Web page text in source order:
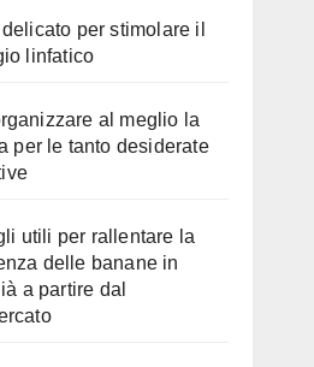
per stimolare il
linfatico
al meglio la
per le tanto desiderate
utili per rallentare la
delle banane in
a partire dal